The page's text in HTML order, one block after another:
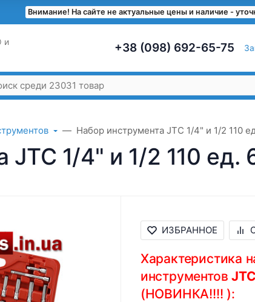
Внимание! На сайте не актуальные цены и наличие -
и
+38 (098) 692-65-75
Набор инструмента JTC 1/4" и 1/2 110
JTC 1/4" и 1/2 110 ед.
ИЗБРАННОЕ
Характеристика
инструментовJTC
(НОВИНКА!!!! ):